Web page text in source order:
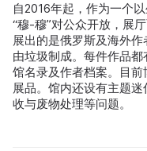
自2016年起，作为一个
“穆-穆”对公众开放，展
展出的是俄罗斯及海外
由垃圾制成。每件作品
馆名录及作者档案。目
展品。馆内还设有主题
收与废物处理等问题。